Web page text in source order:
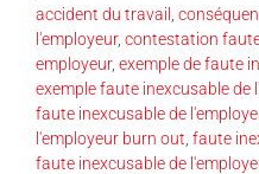
accident du travail
l'employeur, contestation
employeur, exemple de faute
exemple faute inexcusable de
faute inexcusable de
l'employeur burn out faute
faute inexcusable de